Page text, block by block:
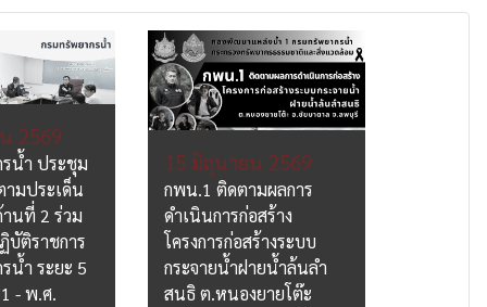
2569
น้ำ ประชุม
มประเด็น
นที่ 2 ร่วม
ติราชการ
น้ำ ระยะ 5
- พ.ศ.
15 มิถุนายน 2569
กพน.1 ติดตามผลการ
ดำเนินการก่อสร้าง
โครงการก่อสร้างระบบ
กระจายน้ำฝายน้ำล้นลำ
สนธิ ต.หนองยายโต๊ะ